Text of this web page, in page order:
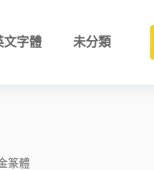
文字體 未分類
篆體